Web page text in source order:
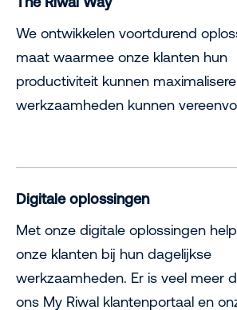
We ontwikkelen voortdurend
maat waarmee onze klanten hun
productiviteit kunnen
werkzaamheden kunnen
Digitale oplossingen
Met onze digitale oplossingen
onze klanten bij hun dagelijkse
werkzaamheden. Er is veel meer
ons My Riwal klantenportaal en